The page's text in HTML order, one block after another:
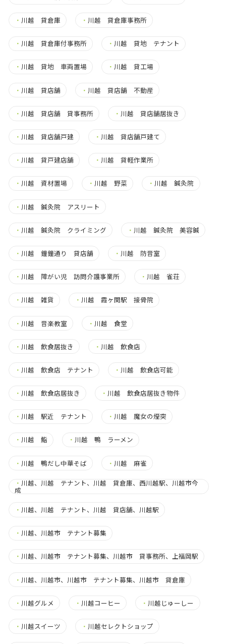
・ 川越 貸倉庫 ・ 川越 貸倉庫事務所
・ 川越 貸倉庫付事務所 ・ 川越 貸地 テナント
・ 川越 貸地 車両置場 ・ 川越 貸工場
・ 川越 貸店舗 ・ 川越 貸店舗 不動産
・ 川越 貸店舗 貸事務所 ・ 川越 貸店舗居抜き
・ 川越 貸店舗戸建 ・ 川越 貸店舗戸建て
・ 川越 貸戸建店舗 ・ 川越 貸軽作業所
・ 川越 資材置場 ・ 川越 野菜 ・ 川越 鍼灸院
・ 川越 鍼灸院 アスリート
・ 川越 鍼灸院 クライミング ・ 川越 鍼灸院 美容鍼
・ 川越 鐘鐘通り 貸店舗 ・ 川越 防音室
・ 川越 障がい児 訪問介護事業所 ・ 川越 雀荘
・ 川越 雑貨 ・ 川越 霞ヶ関駅 接骨院
・ 川越 音楽教室 ・ 川越 食堂
・ 川越 飲食居抜き ・ 川越 飲食店
・ 川越 飲食店 テナント ・ 川越 飲食店可能
・ 川越 飲食店居抜き ・ 川越 飲食店居抜き物件
・ 川越 駅近 テナント ・ 川越 魔女の煙突
・ 川越 鮨 ・ 川越 鴨 ラーメン
・ 川越 鴨だし中華そば ・ 川越 麻雀
・ 川越、川越 テナント、川越 貸倉庫、西川越駅、川越市今
成
・ 川越、川越 テナント、川越 貸店舗、川越駅
・ 川越、川越市 テナント募集
・ 川越、川越市 テナント募集、川越市 貸事務所、上福岡駅
・ 川越、川越市、川越市 テナント募集、川越市 貸倉庫
・ 川越グルメ ・ 川越コーヒー ・ 川越じゅーしー
・ 川越スイーツ ・ 川越セレクトショップ